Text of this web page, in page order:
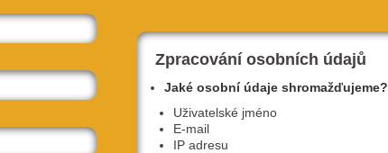
Zpracování osobních údajů
Jaké osobní údaje shromažďujeme?
Uživatelské jméno
E-mail
IP adresu